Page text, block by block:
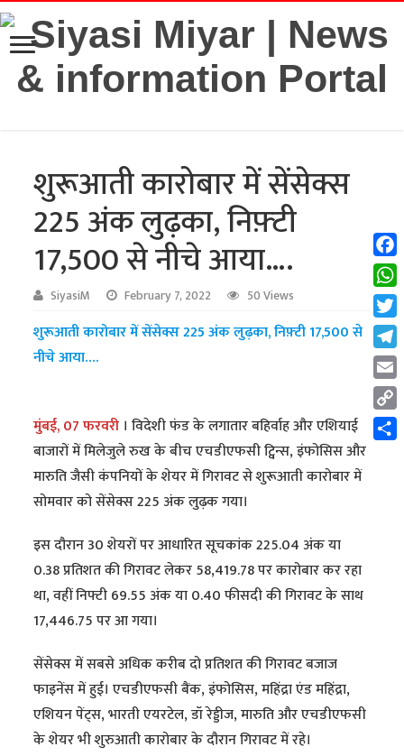
शुरूआती कारोबार में सेंसेक्स
225 अंक लुढ़का, निफ़्टी
17,500 से नीचे आया….
SiyasiM February 7, 2022 50 Views
शुरूआती कारोबार में सेंसेक्स 225 अंक लुढ़का, निफ़्टी 17,500 से
नीचे आया….
मुंबई, 07 फरवरी । विदेशी फंड के लगातार बहिर्वाह और एशियाई
बाजारों में मिलेजुले रुख के बीच एचडीएफसी ट्विन्स, इंफोसिस और
मारुति जैसी कंपनियों के शेयर में गिरावट से शुरूआती कारोबार में
सोमवार को सेंसेक्स 225 अंक लुढ़क गया।
इस दौरान 30 शेयरों पर आधारित सूचकांक 225.04 अंक या
0.38 प्रतिशत की गिरावट लेकर 58,419.78 पर कारोबार कर रहा
था, वहीं निफ्टी 69.55 अंक या 0.40 फीसदी की गिरावट के साथ
17,446.75 पर आ गया।
सेंसेक्स में सबसे अधिक करीब दो प्रतिशत की गिरावट बजाज
फाइनेंस में हुई। एचडीएफसी बैंक, इंफोसिस, महिंद्रा एंड महिंद्रा,
एशियन पेंट्स, भारती एयरटेल, डॉ रेड्डीज, मारुति और एचडीएफसी
के शेयर भी शुरुआती कारोबार के दौरान गिरावट में रहे।
Copy
Link